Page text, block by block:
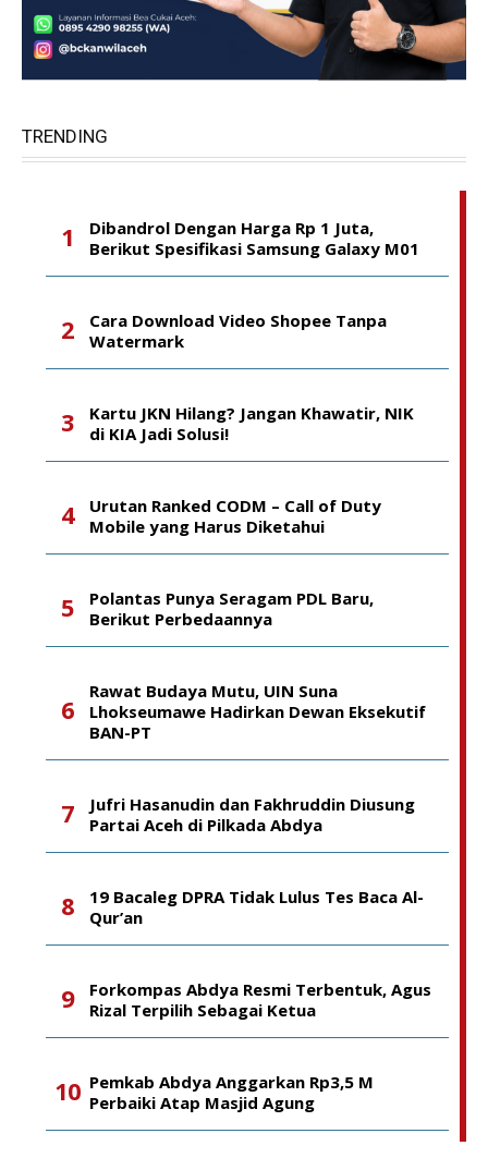
TRENDING
Dibandrol Dengan Harga Rp 1 Juta,
Berikut Spesifikasi Samsung Galaxy M01
Cara Download Video Shopee Tanpa
Watermark
Kartu JKN Hilang? Jangan Khawatir, NIK
di KIA Jadi Solusi!
Urutan Ranked CODM – Call of Duty
Mobile yang Harus Diketahui
Polantas Punya Seragam PDL Baru,
Berikut Perbedaannya
Rawat Budaya Mutu, UIN Suna
Lhokseumawe Hadirkan Dewan Eksekutif
BAN-PT
Jufri Hasanudin dan Fakhruddin Diusung
Partai Aceh di Pilkada Abdya
19 Bacaleg DPRA Tidak Lulus Tes Baca Al-
Qur’an
Forkompas Abdya Resmi Terbentuk, Agus
Rizal Terpilih Sebagai Ketua
Pemkab Abdya Anggarkan Rp3,5 M
Perbaiki Atap Masjid Agung